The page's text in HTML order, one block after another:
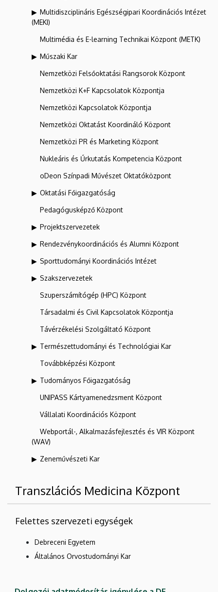
Multidiszciplináris Egészségipari Koordinációs Intézet
(MEKI)
Multimédia és E-learning Technikai Központ (METK)
Műszaki Kar
Nemzetközi Felsőoktatási Rangsorok Központ
Nemzetközi K+F Kapcsolatok Központja
Nemzetközi Kapcsolatok Központja
Nemzetközi Oktatást Koordináló Központ
Nemzetközi PR és Marketing Központ
Nukleáris és Űrkutatás Kompetencia Központ
oDeon Színpadi Művészet Oktatóközpont
Oktatási Főigazgatóság
Pedagógusképző Központ
Projektszervezetek
Rendezvénykoordinációs és Alumni Központ
Sporttudományi Koordinációs Intézet
Szakszervezetek
Szuperszámítógép (HPC) Központ
Társadalmi és Civil Kapcsolatok Központja
Távérzékelési Szolgáltató Központ
Természettudományi és Technológiai Kar
Továbbképzési Központ
Tudományos Főigazgatóság
UNIPASS Kártyamenedzsment Központ
Vállalati Koordinációs Központ
Webportál-, Alkalmazásfejlesztés és VIR Központ
(WAV)
Zeneművészeti Kar
Transzlációs Medicina Központ
Felettes szervezeti egységek
Debreceni Egyetem
Általános Orvostudományi Kar